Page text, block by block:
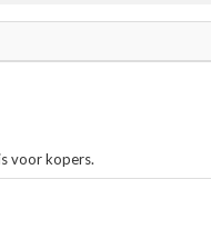
voor kopers.